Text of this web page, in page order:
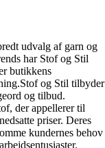
udvalg af garn og
har Stof og Stil
butikkens
og Stil tilbyder
og tilbud.
der appellerer til
priser. Deres
kundernes behov